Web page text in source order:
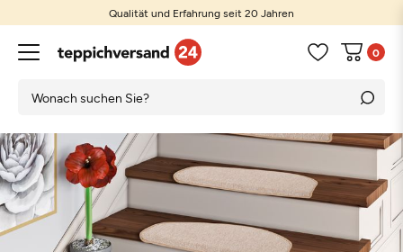
Qualität und Erfahrung seit 20 Jahren
0